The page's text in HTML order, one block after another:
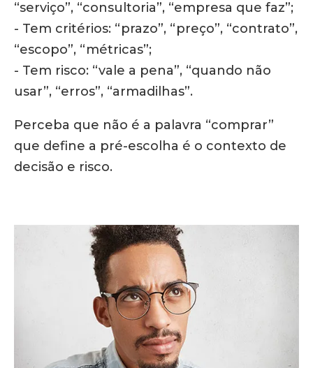
“serviço”, “consultoria”, “empresa que faz”;
- Tem critérios: “prazo”, “preço”, “contrato”,
“escopo”, “métricas”;
- Tem risco: “vale a pena”, “quando não
usar”, “erros”, “armadilhas”.
Perceba que não é a palavra “comprar”
que define a pré-escolha é o contexto de
decisão e risco.